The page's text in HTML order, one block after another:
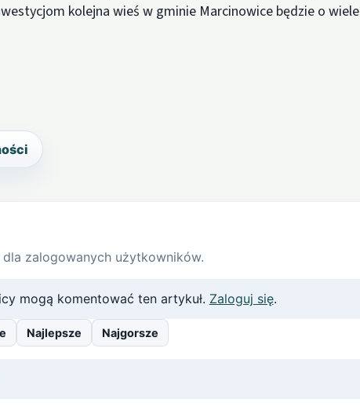
kolejna wieś w gminie Marcinowice będzie o wiele
zalogowanych użytkowników.
mogą komentować ten artykuł. Zaloguj się.
Najlepsze Najgorsze